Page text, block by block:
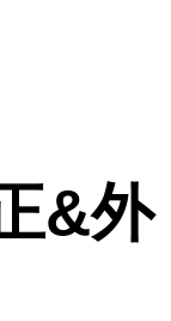
&外